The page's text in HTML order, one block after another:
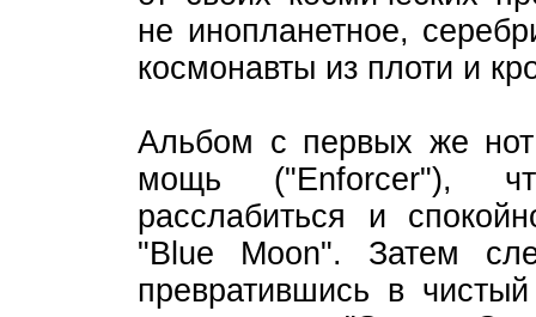
не инопланетное,
космонавты из плоти и
Альбом с первых же нот
мощь ("Enforcer"),
расслабиться и
"Blue Moon". Затем
превратившись в